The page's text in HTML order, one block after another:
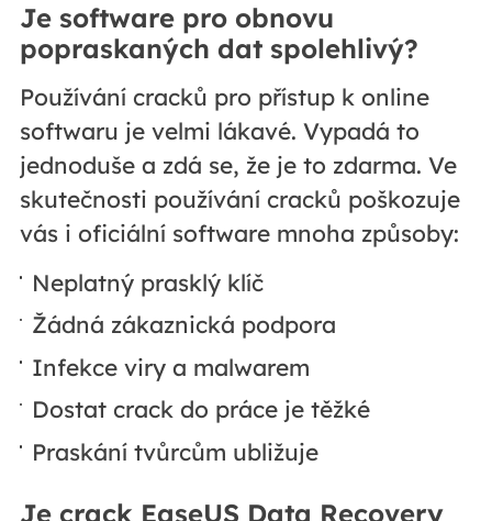
Je software pro obnovu
popraskaných dat spolehlivý?
Používání cracků pro přístup k online
softwaru je velmi lákavé. Vypadá to
jednoduše a zdá se, že je to zdarma. Ve
skutečnosti používání cracků poškozuje
vás i oficiální software mnoha způsoby:
Neplatný prasklý klíč
Žádná zákaznická podpora
Infekce viry a malwarem
Dostat crack do práce je těžké
Praskání tvůrcům ubližuje
Je crack EaseUS Data Recovery